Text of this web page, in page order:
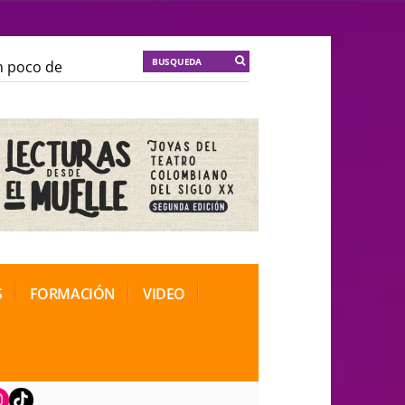
de locura para la cordura KT :: |
de Teatro Rosa
FORMACIÓN VIDEO
TikTok